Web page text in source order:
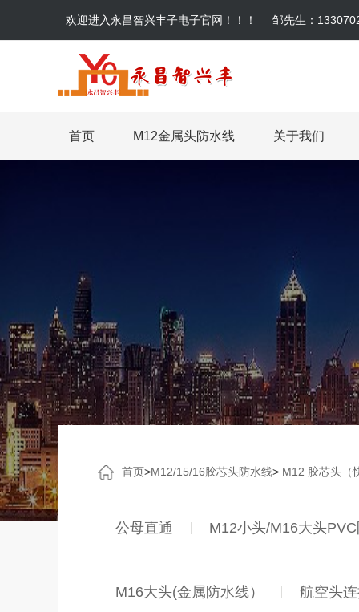
欢迎进入永昌智兴丰子电子官网！！！ 邹先生：
首页 M12金属头防水线 关于我们
首页>M12/15/16胶芯头防水线> M12 胶芯头（
公母直通 M12小头/M16大头
M16大头(金属防水线） 航空头